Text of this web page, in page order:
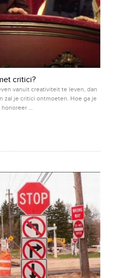
critici?
vanuit creativiteit te leven, dan
zal je critici ontmoeten. Hoe ga je
honoreer …